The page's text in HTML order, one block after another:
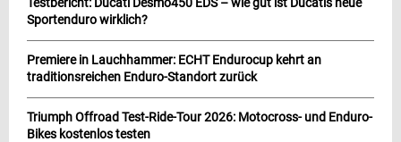
Sportenduro wirklich?
Premiere in Lauchhammer: ECHT Endurocup kehrt an
traditionsreichen Enduro-Standort zurück
Triumph Offroad Test-Ride-Tour 2026: Motocross- und Enduro-
Bikes kostenlos testen